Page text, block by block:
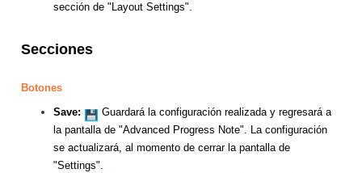
sección de "Layout Settings".
Secciones
Botones
Save:
Guardará la configuración realizada y regresará a
la pantalla de "Advanced Progress Note". La configuración
se actualizará, al momento de cerrar la pantalla de
"Settings".